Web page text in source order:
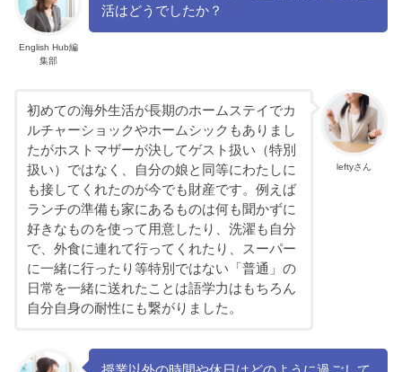
English Hub編
集部
活はどうでしたか？
leftyさん
初めての海外生活が長期のホームステイでカ
ルチャーショックやホームシックもありまし
たがホストマザーが決してゲスト扱い（特別
扱い）ではなく、自分の娘と同等にわたしに
も接してくれたのが今でも財産です。例えば
ランチの準備も家にあるものは何も聞かずに
好きなものを使って用意したり、洗濯も自分
で、外食に連れて行ってくれたり、スーパー
に一緒に行ったり等特別ではない「普通」の
日常を一緒に送れたことは語学力はもちろん
自分自身の耐性にも繋がりました。